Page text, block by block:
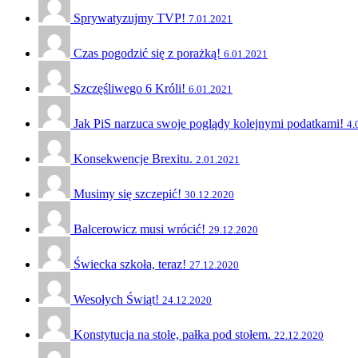
Sprywatyzujmy TVP! 7.01.2021
Czas pogodzić się z porażką! 6.01.2021
Szczęśliwego 6 Króli! 6.01.2021
Jak PiS narzuca swoje poglądy kolejnymi podatkami!
Konsekwencje Brexitu. 2.01.2021
Musimy się szczepić! 30.12.2020
Balcerowicz musi wrócić! 29.12.2020
Świecka szkoła, teraz! 27.12.2020
Wesołych Świąt! 24.12.2020
Konstytucja na stole, pałka pod stołem. 22.12.2020